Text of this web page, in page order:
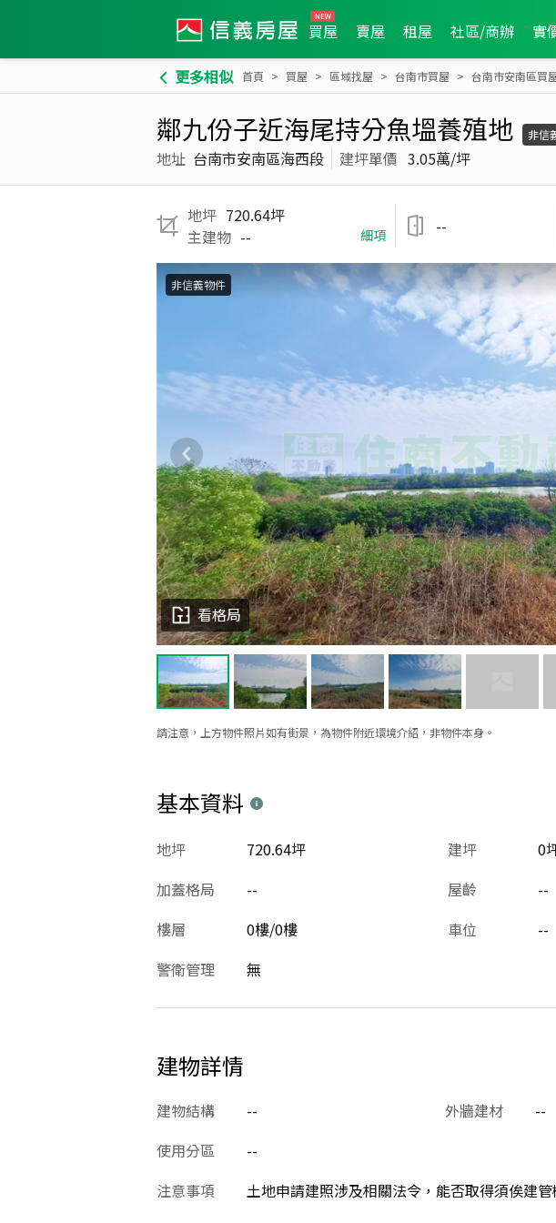
買屋 賣屋 租屋 社區/商辦 實
更多相似 首頁 買屋 區域找屋 台南市買屋 台南市安南區買
鄰九份子近海尾持分魚塭養殖地 非信
地址 台南市安南區海西段 建坪單價 3.05萬/坪
地坪 720.64坪
主建物 -- 細項 --
請注意，上方物件照片如有街景，為物件附近環境介紹，非物件本身。
看格局
非信義物件
基本資料
建坪 0
地坪 720.64坪
加蓋格局
-- 屋齡 --
樓層
0樓/0樓 車位 --
警衛管理
無
建物詳情
建物結構 -- 外牆建材 --
使用分區
--
注意事項
土地申請建照涉及相關法令，能否取得須俟建管